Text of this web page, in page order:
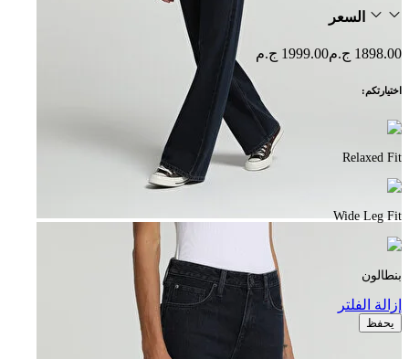
السعر
1898.00 ج.م 1999.00 ج.م
اختيارتكم:
Relaxed Fit
Wide Leg Fit
بنطالون
إزالة الفلتر
يحفظ